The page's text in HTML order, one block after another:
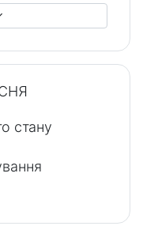
стану